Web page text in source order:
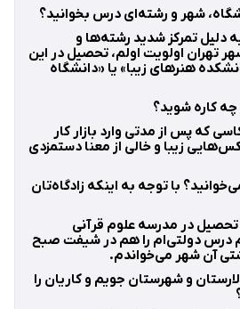
شهر و رشته‌ای درس بخوانید؟
دلیل تمرکز شدید رشته‌ها و
تهران اولویت اولم، تحصیل در این
هنرهای زیبا» یا «دانشگاه
کاره شوید؟
که پس از مدتی وارد بازار کار
زیبا و خالی از معنا دستمزدی
با توجه به اینکه زادگاه‌تان
در مدرسه علوم قرآنی
درس دولتی‌ام را هم در شیفت صبح
آن شهر می‌خواندم.
و شهرستان جویم و کاریان را